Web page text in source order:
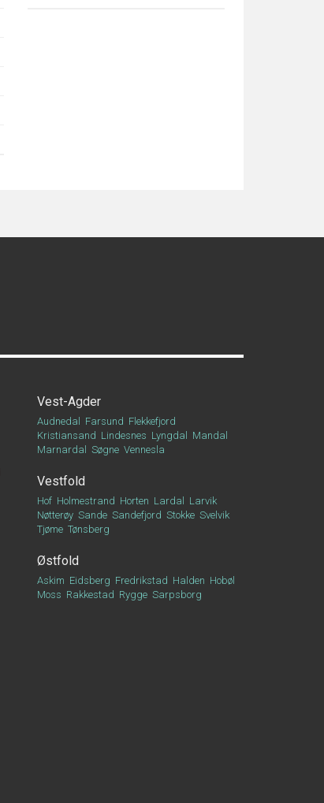
Vest-Agder
Audnedal Farsund Flekkefjord
Kristiansand Lindesnes Lyngdal
Mandal
Marnardal
Søgne Vennesla
Vestfold
Hof Holmestrand Horten Lardal
Larvik
Nøtterøy Sande Sandefjord Stokke Svelvik
Tjøme Tønsberg
Østfold
Askim Eidsberg Fredrikstad Halden Hobøl
Moss Rakkestad Rygge Sarpsborg